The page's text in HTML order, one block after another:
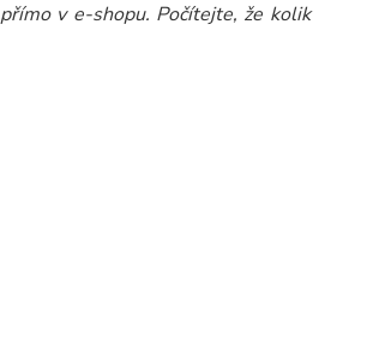
v e-shopu. Počítejte, že kolik